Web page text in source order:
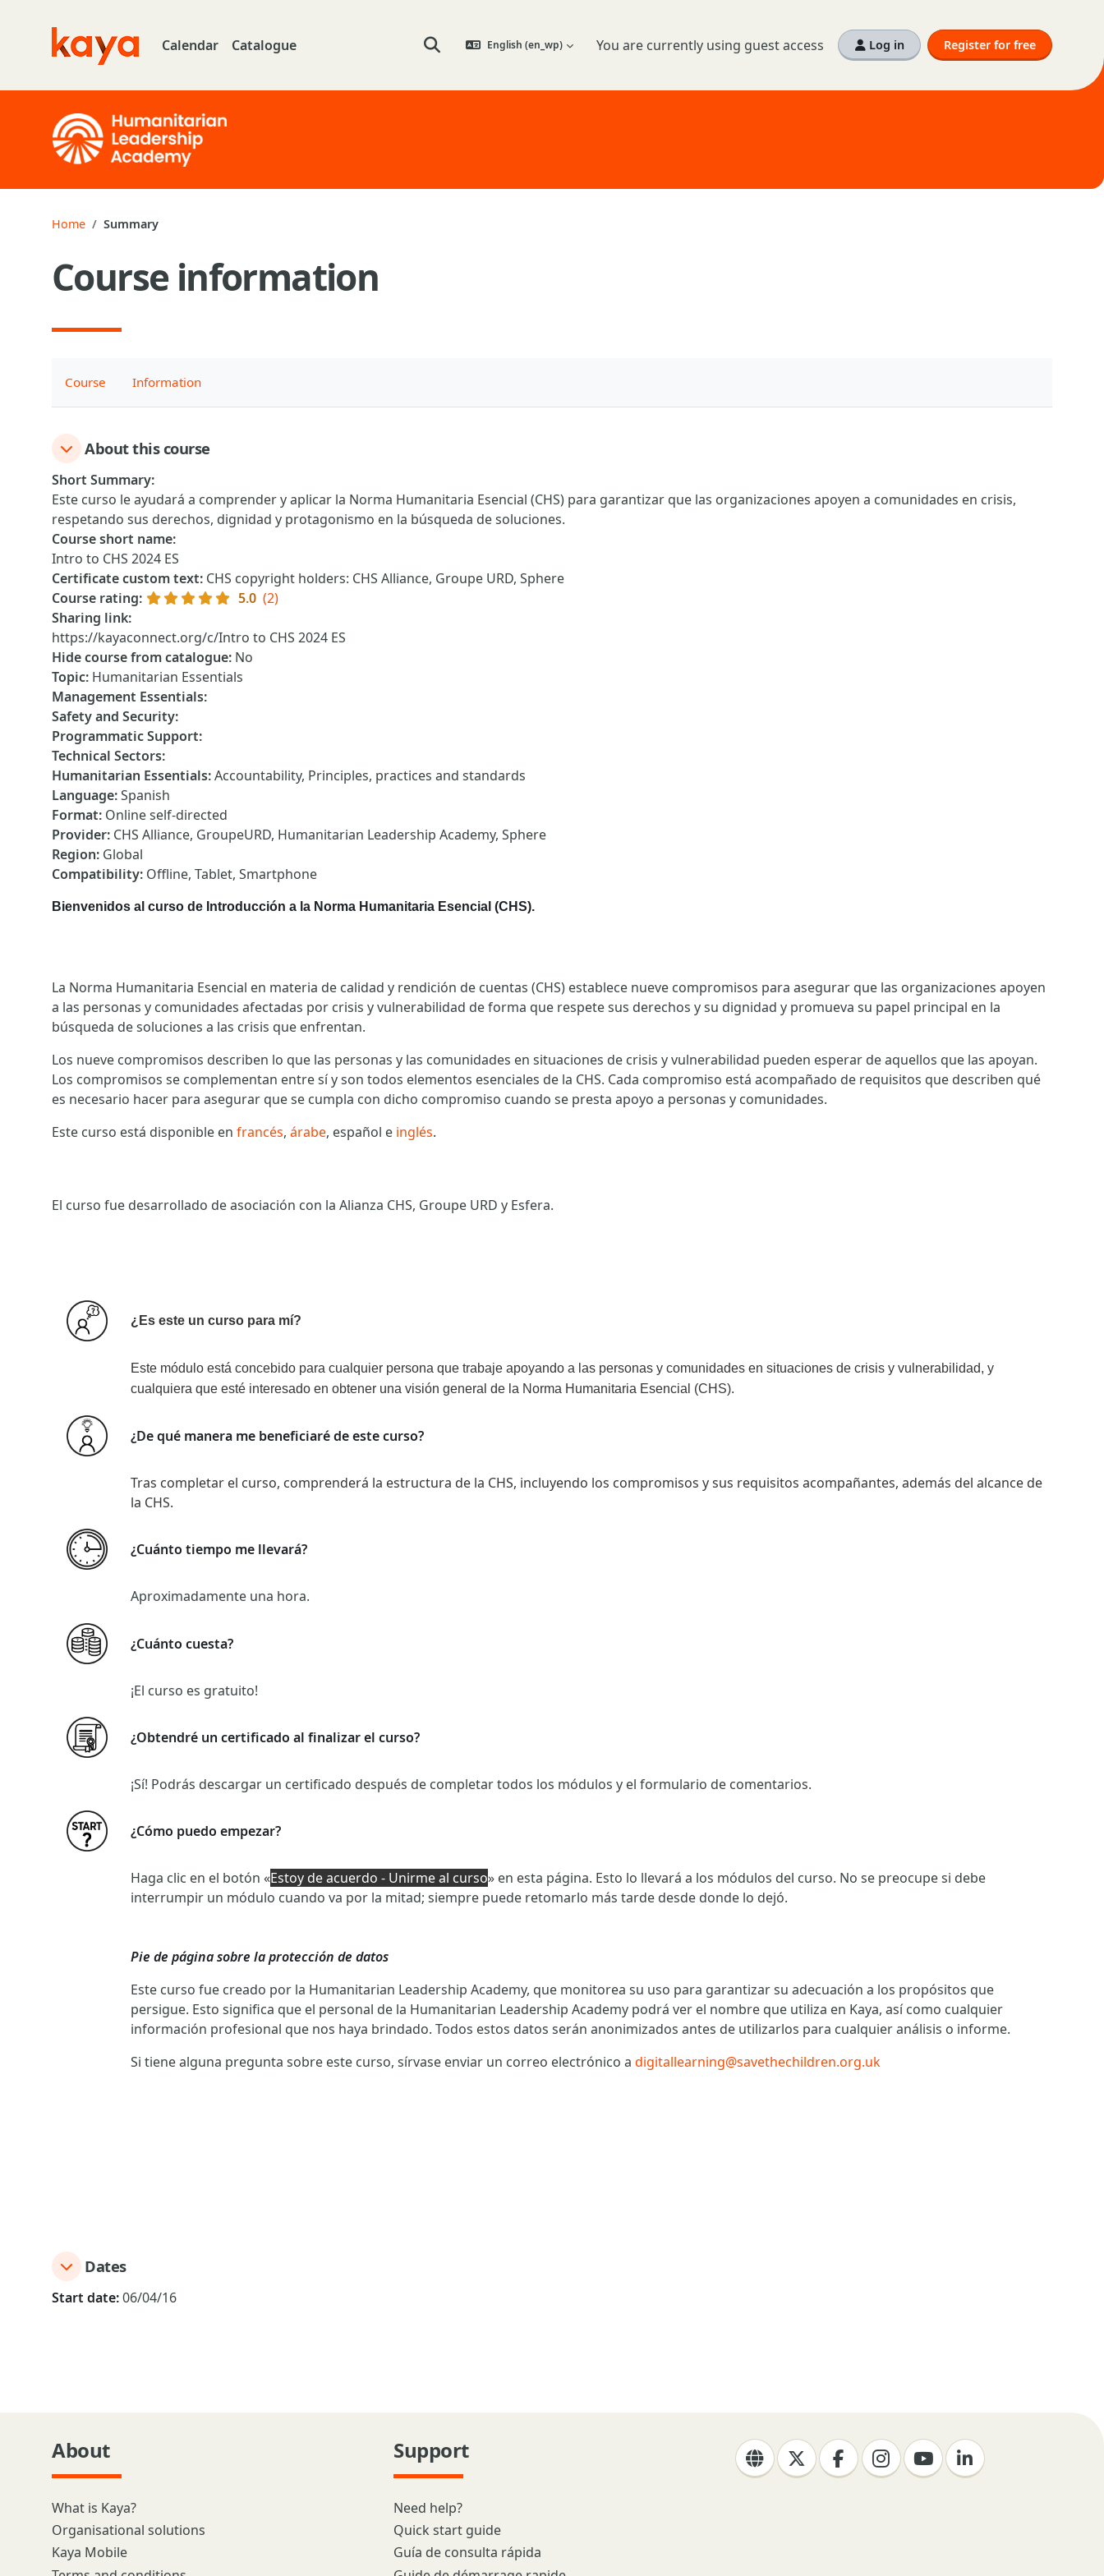
Go to home Calendar Catalogue Toggle search input
English ‎(en_wp)‎ You are currently using guest access Log in Register for free
Home Summary
Course information
Course Information
About this course
Short Summary:
Este curso le ayudará a comprender y aplicar la Norma Humanitaria Esencial (CHS) para garantizar que las organizaciones apoyen a comunidades en crisis,
respetando sus derechos, dignidad y protagonismo en la búsqueda de soluciones.
Course short name:
Intro to CHS 2024 ES
Certificate custom text: CHS copyright holders: CHS Alliance, Groupe URD, Sphere
Course rating: 5.0 (2)
Sharing link:
https://kayaconnect.org/c/Intro to CHS 2024 ES
Hide course from catalogue: No
Topic: Humanitarian Essentials
Management Essentials:
Safety and Security:
Programmatic Support:
Technical Sectors:
Humanitarian Essentials:Accountability, Principles, practices and standards
Language:Spanish
Format: Online self-directed
Provider: CHS Alliance, GroupeURD, Humanitarian Leadership Academy, Sphere
Region: Global
Compatibility: Offline, Tablet, Smartphone
Bienvenidos al curso de Introducción a la Norma Humanitaria Esencial (CHS).
La Norma Humanitaria Esencial en materia de calidad y rendición de cuentas (CHS) establece nueve compromisos para asegurar que las organizaciones apoyen
a las personas y comunidades afectadas por crisis y vulnerabilidad de forma que respete sus derechos y su dignidad y promueva su papel principal en la
búsqueda de soluciones a las crisis que enfrentan.
Los nueve compromisos describen lo que las personas y las comunidades en situaciones de crisis y vulnerabilidad pueden esperar de aquellos que las apoyan.
Los compromisos se complementan entre sí y son todos elementos esenciales de la CHS. Cada compromiso está acompañado de requisitos que describen qué
es necesario hacer para asegurar que se cumpla con dicho compromiso cuando se presta apoyo a personas y comunidades.
Este curso está disponible en francés, árabe, español e inglés.
El curso fue desarrollado de asociación con la Alianza CHS, Groupe URD y Esfera.
¿Es este un curso para mí?
Este módulo está concebido para cualquier persona que trabaje apoyando a las personas y comunidades en situaciones de crisis y vulnerabilidad, y
cualquiera que esté interesado en obtener una visión general de la Norma Humanitaria Esencial (CHS).
¿De qué manera me beneficiaré de este curso?
Tras completar el curso, comprenderá la estructura de la CHS, incluyendo los compromisos y sus requisitos acompañantes, además del alcance de
la CHS.
¿Cuánto tiempo me llevará?
Aproximadamente una hora.
¿Cuánto cuesta?
¡El curso es gratuito!
¿Obtendré un certificado al finalizar el curso?
¡Sí! Podrás descargar un certificado después de completar todos los módulos y el formulario de comentarios.
¿Cómo puedo empezar?
Haga clic en el botón «Estoy de acuerdo - Unirme al curso» en esta página. Esto lo llevará a los módulos del curso. No se preocupe si debe
interrumpir un módulo cuando va por la mitad; siempre puede retomarlo más tarde desde donde lo dejó.
Pie de página sobre la protección de datos
Este curso fue creado por la Humanitarian Leadership Academy, que monitorea su uso para garantizar su adecuación a los propósitos que
persigue. Esto significa que el personal de la Humanitarian Leadership Academy podrá ver el nombre que utiliza en Kaya, así como cualquier
información profesional que nos haya brindado. Todos estos datos serán anonimizados antes de utilizarlos para cualquier análisis o informe.
Si tiene alguna pregunta sobre este curso, sírvase enviar un correo electrónico a digitallearning@savethechildren.org.uk
Dates
Start date:06/04/16
About
What is Kaya?
Organisational solutions
Kaya Mobile
Support
Need help?
Quick start guide
Guía de consulta rápida